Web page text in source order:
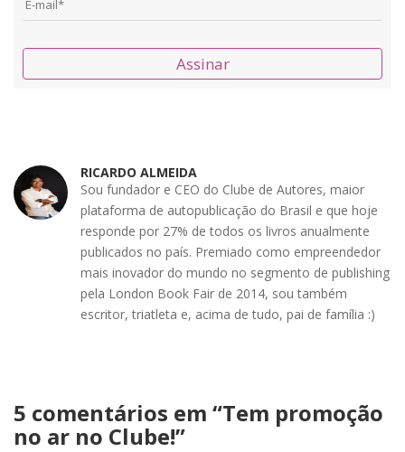
Assinar
RICARDO ALMEIDA
Sou fundador e CEO do Clube de Autores, maior
plataforma de autopublicação do Brasil e que hoje
responde por 27% de todos os livros anualmente
publicados no país. Premiado como empreendedor
mais inovador do mundo no segmento de publishing
pela London Book Fair de 2014, sou também
escritor, triatleta e, acima de tudo, pai de família :)
5 comentários em “Tem promoção
no ar no Clube!”